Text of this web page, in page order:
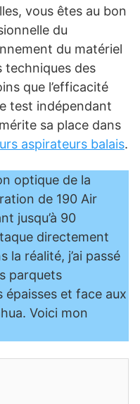
vous êtes au bon
du
du matériel
techniques des
que l’efficacité
test indépendant
sa place dans
aspirateurs balais.
optique de la
de 190 Air
jusqu’à 90
directement
la réalité, j’ai passé
parquets
épaisses et face aux
Voici mon